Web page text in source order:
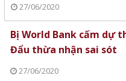
27/06/2020
Bị World Bank cấm dự
Đẩu thừa nhận sai sót
27/06/2020